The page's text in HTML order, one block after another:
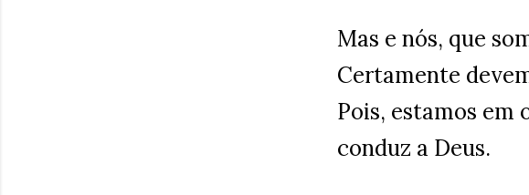
Mas e nós, que
Certamente
Pois, estamos em
conduz a Deus.